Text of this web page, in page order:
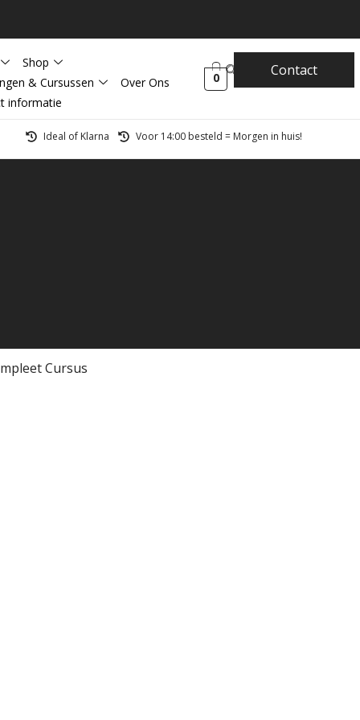
Shop
& Cursussen
Over Ons
informatie
0 Contact
Ideal of Klarna Voor 14:00 besteld = Morgen in huis!
Cursus